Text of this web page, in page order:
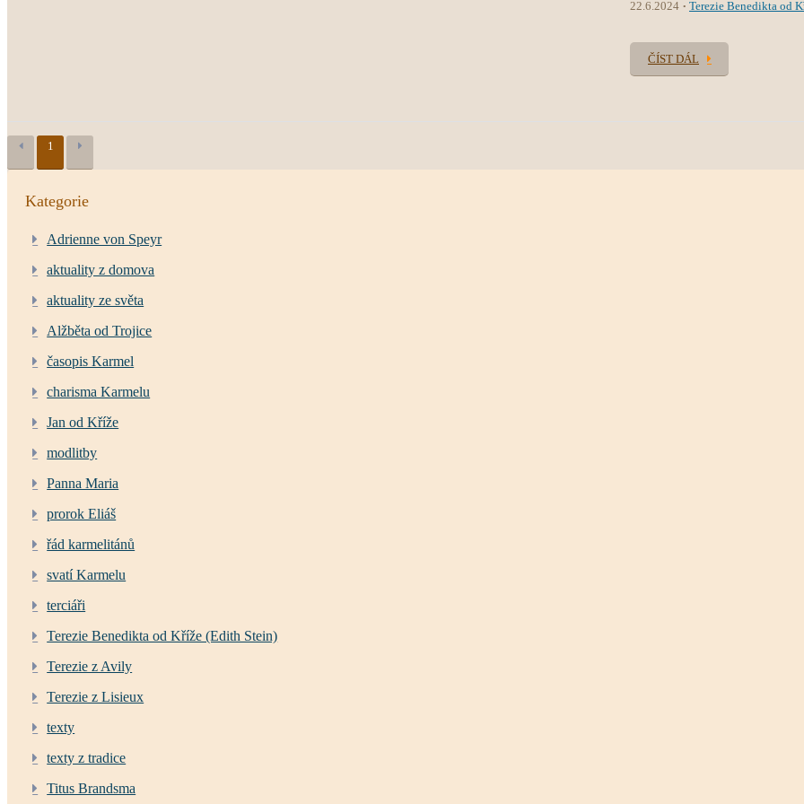
22.6.2024 Terezie Benedikta od
ČÍST DÁL
1
Kategorie
Adrienne von Speyr
aktuality z domova
aktuality ze světa
Alžběta od Trojice
časopis Karmel
charisma Karmelu
Jan od Kříže
modlitby
Panna Maria
prorok Eliáš
řád karmelitánů
svatí Karmelu
terciáři
Terezie Benedikta od Kříže (Edith Stein)
Terezie z Avily
Terezie z Lisieux
texty
texty z tradice
Titus Brandsma